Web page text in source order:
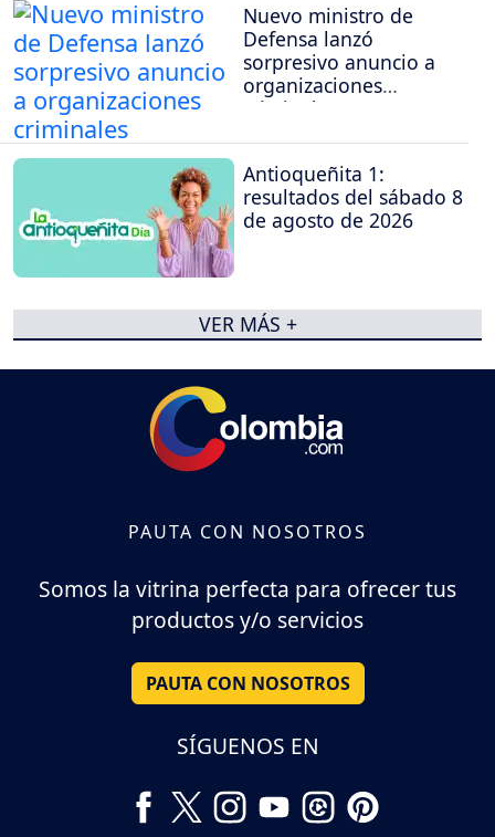
Nuevo ministro de
Defensa lanzó
sorpresivo anuncio a
organizaciones
criminales
Antioqueñita 1:
resultados del sábado 8
de agosto de 2026
VER MÁS +
PAUTA CON NOSOTROS
Somos la vitrina perfecta para ofrecer tus
productos y/o servicios
PAUTA CON NOSOTROS
SÍGUENOS EN